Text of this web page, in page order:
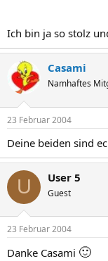
Ich bin ja so stolz
Casami
Namhaftes
23 Februar 2004
Deine beiden sind
U User 5
Guest
23 Februar 2004
Danke Casami 🙂